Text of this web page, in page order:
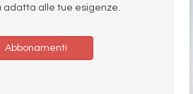
adatta alle tue esigenze.
Abbonamenti